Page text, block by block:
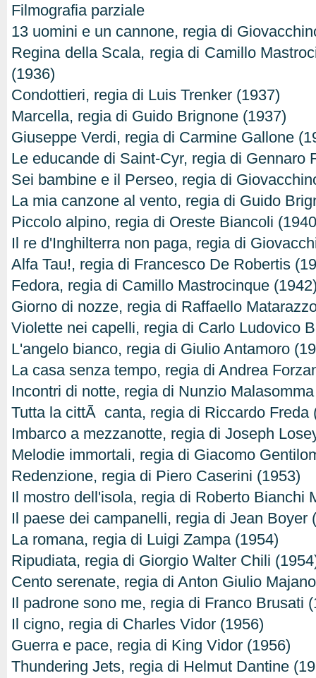
Filmografia parziale
13 uomini e un cannone, regia di
Regina della Scala, regia di Camillo
(1936)
Condottieri, regia di Luis Trenker (1937)
Marcella, regia di Guido Brignone (1937)
Giuseppe Verdi, regia di Carmine Gallone
Le educande di Saint-Cyr, regia di Gennaro
Sei bambine e il Perseo, regia di
La mia canzone al vento, regia di Guido
Piccolo alpino, regia di Oreste Biancoli
Il re d'Inghilterra non paga, regia di
Alfa Tau!, regia di Francesco De Robertis
Fedora, regia di Camillo Mastrocinque
Giorno di nozze, regia di Raffaello
Violette nei capelli, regia di Carlo Ludovico
L'angelo bianco, regia di Giulio Antamoro
La casa senza tempo, regia di Andrea
Incontri di notte, regia di Nunzio
Tutta la cittÃ canta, regia di Riccardo Freda
Imbarco a mezzanotte, regia di Joseph
Melodie immortali, regia di Giacomo
Redenzione, regia di Piero Caserini (1953)
Il mostro dell'isola, regia di Roberto Bianchi
Il paese dei campanelli, regia di Jean Boyer
La romana, regia di Luigi Zampa (1954)
Ripudiata, regia di Giorgio Walter Chili
Cento serenate, regia di Anton Giulio
Il padrone sono me, regia di Franco Brusati
Il cigno, regia di Charles Vidor (1956)
Guerra e pace, regia di King Vidor (1956)
Thundering Jets, regia di Helmut Dantine